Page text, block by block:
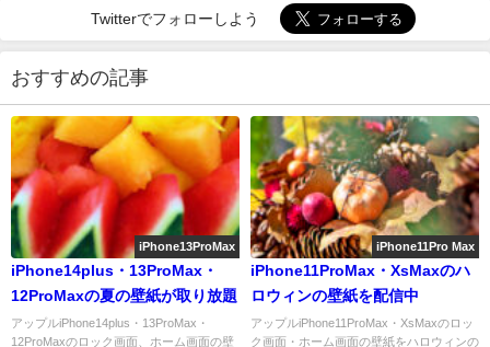
Twitterでフォローしよう
おすすめの記事
iPhone13ProMax
iPhone14plus・13ProMax・
12ProMaxの夏の壁紙が取り放題
アップルiPhone14plus・13ProMax・
12ProMaxのロック画面、ホーム画面の壁
iPhone11Pro Max
iPhone11ProMax・XsMaxのハ
ロウィンの壁紙を配信中
アップルiPhone11ProMax・XsMaxのロッ
ク画面・ホーム画面の壁紙をハロウィンの